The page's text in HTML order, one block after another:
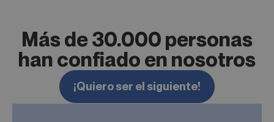
Más de 30.000 personas
han confiado en nosotros
¡Quiero ser el siguiente!